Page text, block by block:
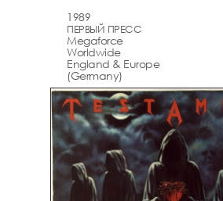
1989
ПЕРВЫЙ ПРЕСС
Megaforce
Worldwide
England & Europe
(Germany)